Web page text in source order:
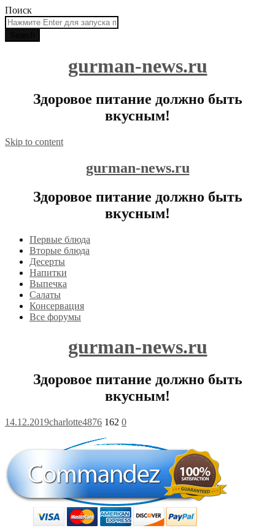
Поиск
gurman-news.ru
Здоровое питание должно быть
вкусным!
Skip to content
gurman-news.ru
Здоровое питание должно быть
вкусным!
Первые блюда
Вторые блюда
Десерты
Напитки
Выпечка
Салаты
Консервация
Все форумы
gurman-news.ru
Здоровое питание должно быть
вкусным!
14.12.2019charlotte4876 162 0